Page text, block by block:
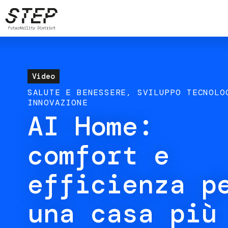
Salta
al
contenuto
Video
SALUTE E BENESSERE
SVILUPPO
INNOVAZIONE
AI Home:
comfort e
efficienza
una casa più